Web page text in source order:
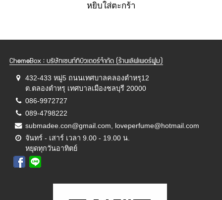
หยิบใส่ตะกร้า
ChemeBox : บริษัทเซนท์ทิบิวเตอร์จำกัด (ร้านเลิฟเพอร์ฟูม)
432-433 หมู่5 ถนนเทศบาลคลองตำหรุ12
ต.ตลองตำหรุ เทศบาลเมืองชลบุรี 20000
086-9972727
089-4798222
submadee.con@gmail.com, loveperfume@hotmail.com
จันทร์ - เสาร์ เวลา 9.00 - 19.00 น.
หยุดทุกวันอาทิตย์